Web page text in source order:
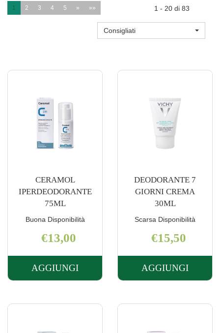
1 2 3 4 5 » »» 1 - 20 di 83
Consigliati
CERAMOL
IPERDEODORANTE
75ML
Buona Disponibilità
€13,00
AGGIUNGI
AGGIUNGI CERAMOL
DEODORANTE 7
GIORNI CREMA
30ML
Scarsa Disponibilità
€15,50
AGGIUNGI
AGGIUNGI